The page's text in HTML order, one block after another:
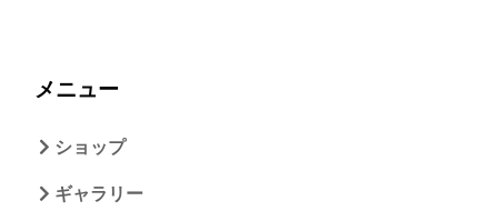
メニュー
ショップ
ギャラリー